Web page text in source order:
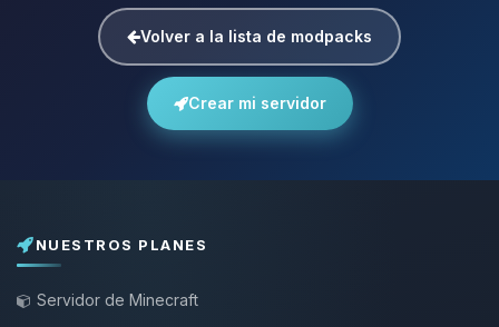
Volver a la lista de modpacks
Crear mi servidor
NUESTROS PLANES
Servidor de Minecraft